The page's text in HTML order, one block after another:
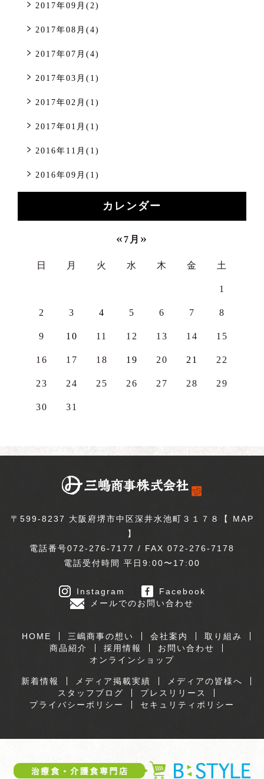
2017年09月(2)
2017年08月(4)
2017年07月(4)
2017年03月(1)
2017年02月(1)
2017年01月(1)
2016年11月(1)
2016年09月(1)
カレンダー
« 7月 »
日 月 火 水 木 金 土
1
2 3 4 5 6 7 8
9 10 11 12 13 14 15
16 17 18 19 20 21 22
23 24 25 26 27 28 29
30 31
〒599-8237 大阪府堺市中区深井水池町３１７８【 MAP
】
電話番号072-276-7177 / FAX 072-276-7178
電話受付時間 平日9:00〜17:00
Instagram
Facebook
メールでのお問い合わせ
HOME 三嶋商事の想い 会社案内
取り組み
商品紹介
採用情報
お問い合わせ
オンラインショップ
新着情報 メディア掲載実績
メディアの皆様へ
スタッフブログ
プレスリリース
プライバシーポリシー
セキュリティポリシー